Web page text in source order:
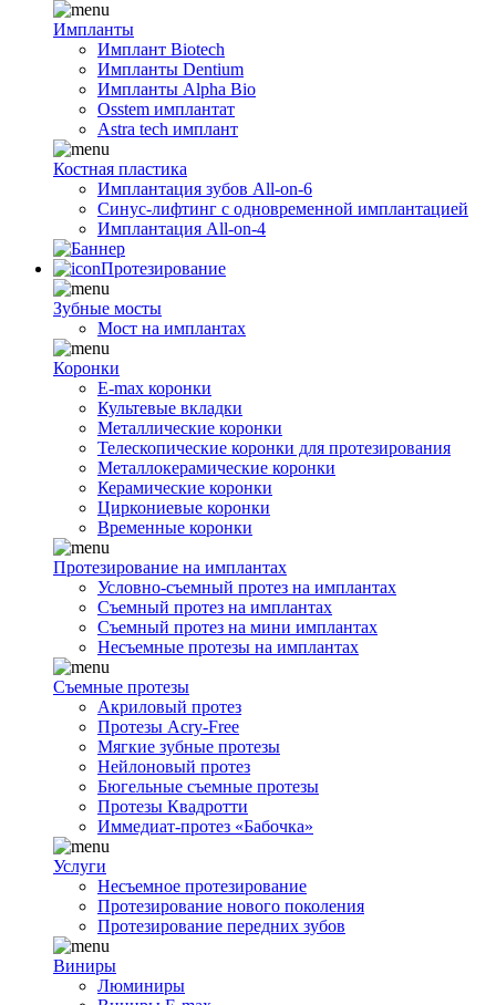
Импланты
Имплант Biotech
Импланты Dentium
Импланты Alpha Bio
Osstem имплантат
Astra tech имплант
Костная пластика
Имплантация зубов All-on-6
Синус-лифтинг с одновременной имплантацией
Имплантация All-on-4
Протезирование
Зубные мосты
Мост на имплантах
Коронки
E-max коронки
Культевые вкладки
Металлические коронки
Телескопические коронки для протезирования
Металлокерамические коронки
Керамические коронки
Циркониевые коронки
Временные коронки
Протезирование на имплантах
Условно-съемный протез на имплантах
Съемный протез на имплантах
Съемный протез на мини имплантах
Несъемные протезы на имплантах
Съемные протезы
Акриловый протез
Протезы Acry-Free
Мягкие зубные протезы
Нейлоновый протез
Бюгельные съемные протезы
Протезы Квадротти
Иммедиат-протез «Бабочка»
Услуги
Несъемное протезирование
Протезирование нового поколения
Протезирование передних зубов
Виниры
Люминиры